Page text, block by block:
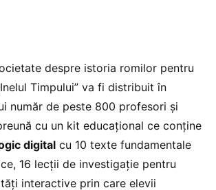
despre istoria romilor pentru
Timpului” va fi distribuit în
număr de peste 800 profesori și
cu un kit educațional ce conține
digital cu 10 texte fundamentale
16 lecții de investigație pentru
interactive prin care elevii